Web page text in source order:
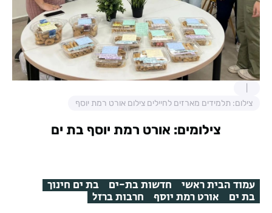
צילום: תלמידים מארזים לחיילים צילום אורט רמת יוסף
צילומים: אורט רמת יוסף בת ים
עמוד הבית ראשי חדשות בת-ים בת ים חינוך
בת ים אורט רמת יוסף חרבות ברזל